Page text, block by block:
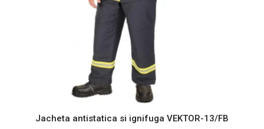
Jacheta antistatica si ignifuga VEKTOR-13/FB